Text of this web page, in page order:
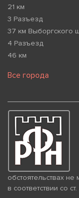
21 км
3 Разъезд
37 км Выборгского
4 Разъезд
46 км
Все города
обстоятельствах
в соответствии со